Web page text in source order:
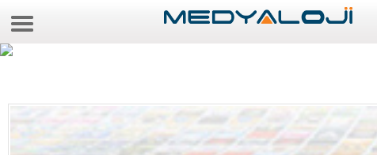
7 Ağustos 2026 3:30:48
Video Galeri
Gazeteler